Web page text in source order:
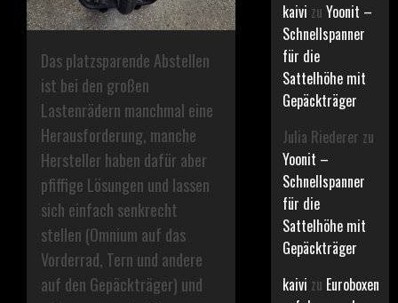
Das platzsparende Abstellen
ist bei den großen
Lastenrädern manchmal eine
Herausforderung, manche
Hersteller haben dafür aber
pfiffige Lösungen und lassen
sich einfach senkrecht
stellen (Omnium auf das
Vorderrad, Tern und andere
auf den Gepäckträger) und
kaivi zuYoonit –
Schnellspanner
für die
Sattelhöhe mit
Gepäckträger
Julia Riederer zu
Yoonit –
Schnellspanner
für die
Sattelhöhe mit
Gepäckträger
kaivi zu Euroboxen